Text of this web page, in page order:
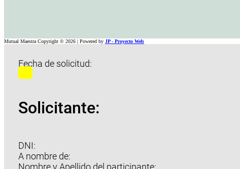
Mutual Maestra Copyright © 2026 | Powered by JP - Proyecto Web
Fecha de solicitud:
Solicitante:
DNI:
A nombre de:
Nombre y Apellido del participante: